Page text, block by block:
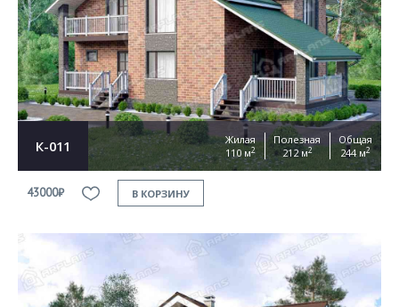
К-011
Жилая
110 м2
Полезная
212 м2
Общая
244 м2
43000₽ В КОРЗИНУ